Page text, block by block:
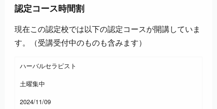
認定コース時間割
現在この認定校では以下の認定コースが開講していま
す。（受講受付中のものも含みます）
ハーバルセラピスト
土曜集中
2024/11/09